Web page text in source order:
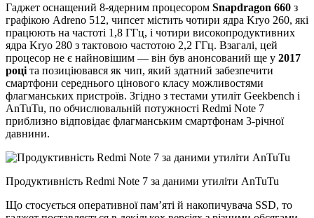
Гаджет оснащений 8-ядерним процесором Snapdragon 660 з
графікою Adreno 512, чипсет містить чотири ядра Kryo 260, які
працюють на частоті 1,8 ГГц, і чотири високопродуктивних
ядра Kryo 280 з тактовою частотою 2,2 ГГц. Взагалі, цей
процесор не є найновішим — він був анонсований ще у 2017
році та позиціювався як чип, який здатний забезпечити
смартфони середнього цінового класу можливостями
флагманських пристроїв. Згідно з тестами утиліт Geekbench і
AnTuTu, по обчислювальній потужності Redmi Note 7
приблизно відповідає флагманським смартфонам 3-річної
давнини.
Продуктивність Redmi Note 7 за даними утиліти AnTuTu
Що стосується оперативної пам’яті й накопичувача SSD, то